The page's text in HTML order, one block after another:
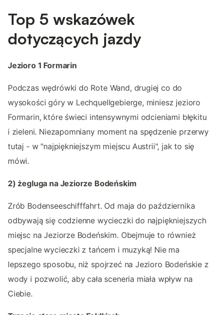
Top 5 wskazówek
dotyczących jazdy
Jezioro 1 Formarin
Podczas wędrówki do Rote Wand, drugiej co do
wysokości góry w Lechquellgebierge, miniesz jezioro
Formarin, które świeci intensywnymi odcieniami błękitu
i zieleni. Niezapomniany moment na spędzenie przerwy
tutaj - w "najpiękniejszym miejscu Austrii", jak to się
mówi.
2) żegluga na Jeziorze Bodeńskim
Zrób Bodenseeschifffahrt. Od maja do października
odbywają się codzienne wycieczki do najpiękniejszych
miejsc na Jeziorze Bodeńskim. Obejmuje to również
specjalne wycieczki z tańcem i muzyką! Nie ma
lepszego sposobu, niż spojrzeć na Jezioro Bodeńskie z
wody i pozwolić, aby cała sceneria miała wpływ na
Ciebie.